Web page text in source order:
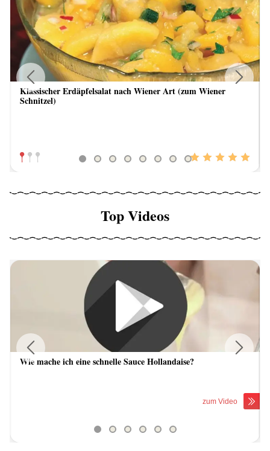
Klassischer Erdäpfelsalat nach Wiener Art (zum Wiener
Schnitzel)
Previous
Top Videos
Wie mache ich eine schnelle Sauce Hollandaise?
zum Video
Previous